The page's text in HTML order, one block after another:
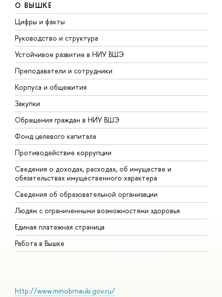
О ВЫШКЕ
Цифры и факты
Руководство и структура
Устойчивое развитие в НИУ ВШЭ
Преподаватели и сотрудники
Корпуса и общежития
Закупки
Обращения граждан в НИУ ВШЭ
Фонд целевого капитала
Противодействие коррупции
Сведения о доходах, расходах, об имуществе и
обязательствах имущественного характера
Сведения об образовательной организации
Людям с ограниченными возможностями здоровья
Единая платежная страница
Работа в Вышке
http://www.minobrnauki.gov.ru/